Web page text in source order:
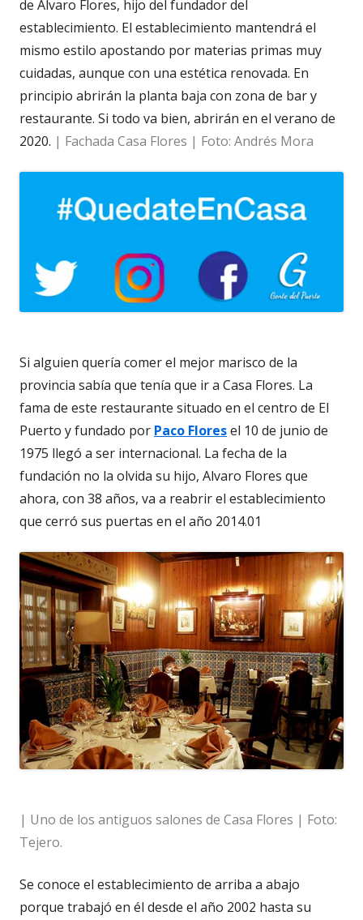
de Alvaro Flores, hijo del fundador del
establecimiento. El establecimiento mantendrá el
mismo estilo apostando por materias primas muy
cuidadas, aunque con una estética renovada. En
principio abrirán la planta baja con zona de bar y
restaurante. Si todo va bien, abrirán en el verano de
2020. | Fachada Casa Flores | Foto: Andrés Mora
Si alguien quería comer el mejor marisco de la
provincia sabía que tenía que ir a Casa Flores. La
fama de este restaurante situado en el centro de El
Puerto y fundado por Paco Floresel 10 de junio de
1975 llegó a ser internacional. La fecha de la
fundación no la olvida su hijo, Alvaro Flores que
ahora, con 38 años, va a reabrir el establecimiento
que cerró sus puertas en el año 2014.01
| Uno de los antiguos salones de Casa Flores | Foto:
Tejero.
Se conoce el establecimiento de arriba a abajo
porque trabajó en él desde el año 2002 hasta su